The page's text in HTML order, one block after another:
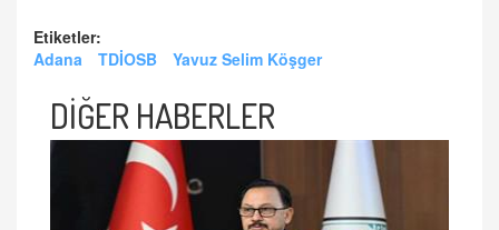
Etiketler:
Adana
TDİOSB Yavuz Selim Köşger
DİĞER HABERLER